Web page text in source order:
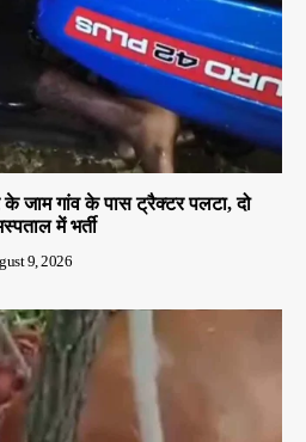
के जाम गांव के पास ट्रैक्टर पलटा, दो
में भर्ती
9, 2026